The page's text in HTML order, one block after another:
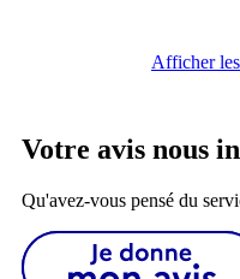
Afficher
Votre avis nous
Qu'avez-vous pensé du